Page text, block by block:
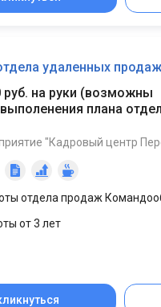
удаленных продаж
на руки (возможны
плана
"Кадровый центр
отдела продаж
от 3 лет